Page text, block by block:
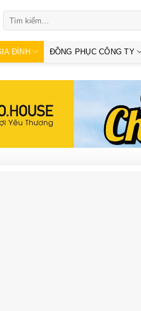
ĐÌNH ĐỒNG PHỤC CÔNG TY